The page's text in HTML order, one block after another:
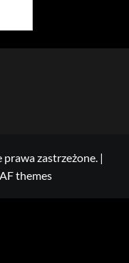
zastrzeżone. |
themes